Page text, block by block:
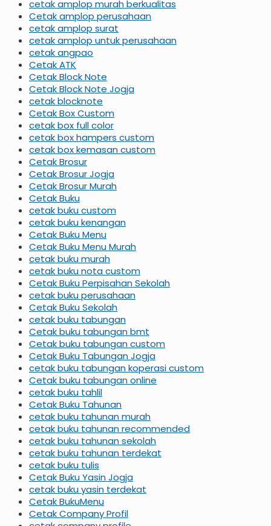
cetak amplop murah berkualitas
Cetak amplop perusahaan
cetak amplop surat
cetak amplop untuk perusahaan
cetak angpao
Cetak ATK
Cetak Block Note
Cetak Block Note Jogja
cetak blocknote
Cetak Box Custom
cetak box full color
cetak box hampers custom
cetak box kemasan custom
Cetak Brosur
Cetak Brosur Jogja
Cetak Brosur Murah
Cetak Buku
cetak buku custom
cetak buku kenangan
Cetak Buku Menu
Cetak Buku Menu Murah
cetak buku murah
cetak buku nota custom
Cetak Buku Perpisahan Sekolah
cetak buku perusahaan
Cetak Buku Sekolah
cetak buku tabungan
Cetak buku tabungan bmt
Cetak buku tabungan custom
Cetak Buku Tabungan Jogja
cetak buku tabungan koperasi custom
Cetak buku tabungan online
cetak buku tahlil
Cetak Buku Tahunan
cetak buku tahunan murah
cetak buku tahunan recommended
cetak buku tahunan sekolah
cetak buku tahunan terdekat
cetak buku tulis
Cetak Buku Yasin Jogja
cetak buku yasin terdekat
Cetak BukuMenu
Cetak Company Profil